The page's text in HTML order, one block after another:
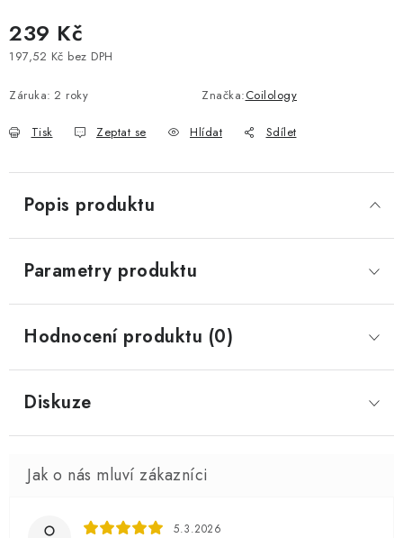
239 Kč
197,52 Kč bez DPH
Záruka: 2 roky Značka:Coilology
Tisk Zeptat se Hlídat Sdílet
Popis produktu
Parametry produktu
Hodnocení produktu (0)
Diskuze
5.3.2026